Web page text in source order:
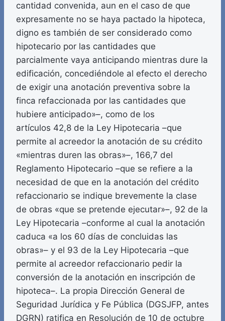
cantidad convenida, aun en el caso de que
expresamente no se haya pactado la hipoteca,
digno es también de ser considerado como
hipotecario por las cantidades que
parcialmente vaya anticipando mientras dure la
edificación, concediéndole al efecto el derecho
de exigir una anotación preventiva sobre la
finca refaccionada por las cantidades que
hubiere anticipado»–, como de los
artículos 42,8 de la Ley Hipotecaria –que
permite al acreedor la anotación de su crédito
«mientras duren las obras»–, 166,7 del
Reglamento Hipotecario –que se refiere a la
necesidad de que en la anotación del crédito
refaccionario se indique brevemente la clase
de obras «que se pretende ejecutar»–, 92 de la
Ley Hipotecaria –conforme al cual la anotación
caduca «a los 60 días de concluidas las
obras»– y el 93 de la Ley Hipotecaria –que
permite al acreedor refaccionario pedir la
conversión de la anotación en inscripción de
hipoteca–. La propia Dirección General de
Seguridad Jurídica y Fe Pública (DGSJFP, antes
DGRN) ratifica en Resolución de 10 de octubre